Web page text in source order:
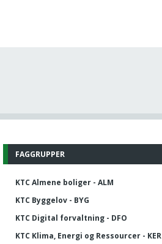
FAGGRUPPER
KTC Almene boliger - ALM
KTC Byggelov - BYG
KTC Digital forvaltning - DFO
KTC Klima, Energi og Ressourcer - KER